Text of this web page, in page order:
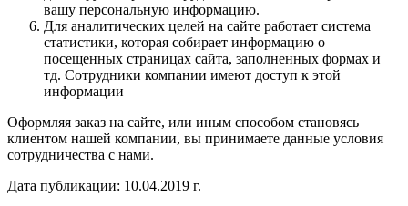
вашу персональную информацию.
Для аналитических целей на сайте работает система
статистики, которая собирает информацию о
посещенных страницах сайта, заполненных формах и
тд. Сотрудники компании имеют доступ к этой
информации
Оформляя заказ на сайте, или иным способом становясь
клиентом нашей компании, вы принимаете данные условия
сотрудничества с нами.
Дата публикации: 10.04.2019 г.